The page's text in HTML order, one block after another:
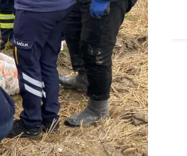
İzmir
Kars
Kastamonu
Kayseri
Kırklareli